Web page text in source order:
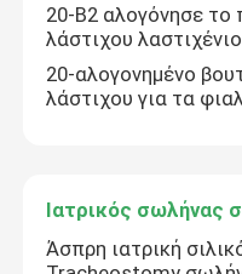
Ζητήστε ένα
Ιατρικό λάστιχο
Λαστιχένιος δύτης
20-B2 αλογόνησε
λάστιχου
20-αλογονημένο
λάστιχου για τα
Ιατρικός σωλήνας
Άσπρη ιατρική